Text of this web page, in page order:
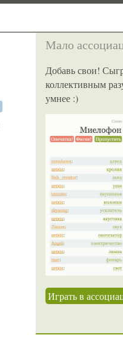
Мало
Добавь свои!
коллективным
умнее :)
Играть в